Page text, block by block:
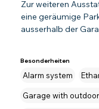
Zur weiteren
eine geräumige
ausserhalb der
Besonderheiten
Alarm system
Garage with